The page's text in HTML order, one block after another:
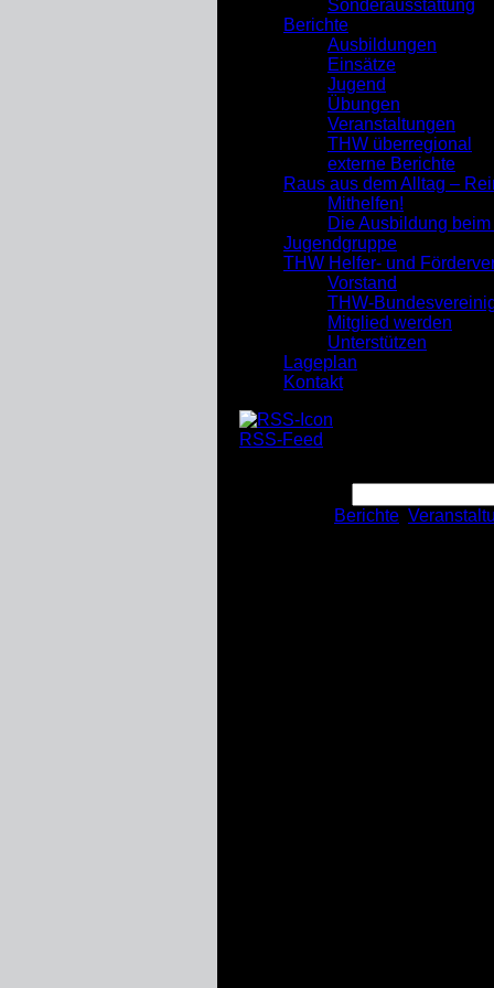
Sonderausstattung
Berichte
Ausbildungen
Einsätze
Jugend
Übungen
Veranstaltungen
THW überregional
externe Berichte
Raus aus dem Alltag –
Mithelfen!
Die Ausbildung
Jugendgruppe
THW Helfer- und
Vorstand
THW-
Mitglied werden
Unterstützen
Lageplan
Kontakt
RSS-Feed
Berichte